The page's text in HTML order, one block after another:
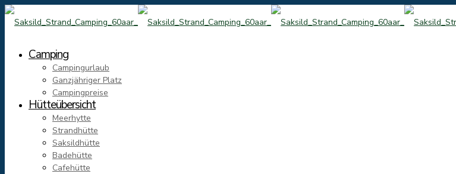
Camping
Campingurlaub
Ganzjähriger Platz
Campingpreise
Hütteübersicht
Meerhytte
Strandhütte
Saksildhütte
Badehütte
Cafehütte